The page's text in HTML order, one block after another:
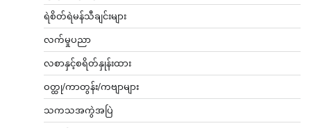
ရဲစိတ်ရဲမန်သီချင်းများ
လက်မှုပညာ
လစာနှင့်စရိတ်နှုန်းထား
ဝတ္ထု/ကာတွန်း/ကဗျာများ
သကသအကွဲအပြဲ